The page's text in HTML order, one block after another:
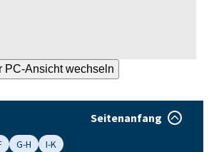
Seitenanfang
G-H
I-K